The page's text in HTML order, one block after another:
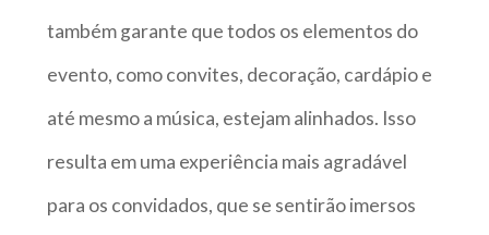
também garante que todos os elementos do
evento, como convites, decoração, cardápio e
até mesmo a música, estejam alinhados. Isso
resulta em uma experiência mais agradável
para os convidados, que se sentirão imersos